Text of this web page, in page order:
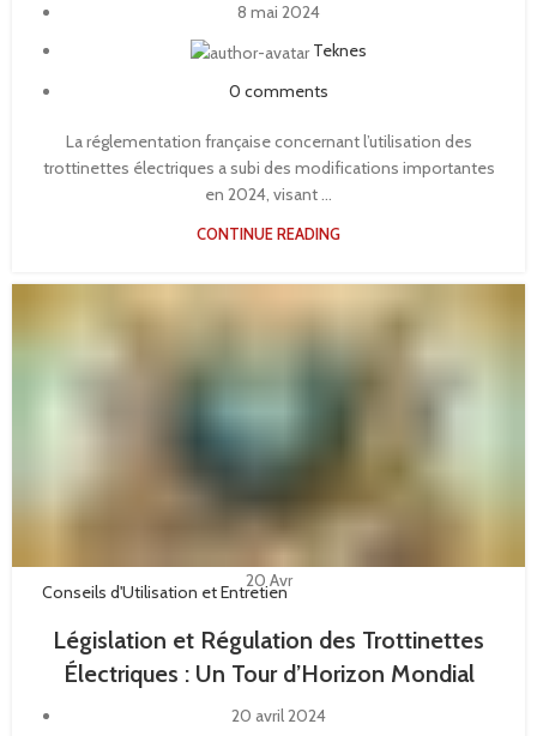
8 mai 2024
Teknes
0 comments
La réglementation française concernant l’utilisation des
trottinettes électriques a subi des modifications importantes
en 2024, visant ...
CONTINUE READING
20 Avr
Conseils d'Utilisation et Entretien
Législation et Régulation des Trottinettes
Électriques : Un Tour d’Horizon Mondial
20 avril 2024